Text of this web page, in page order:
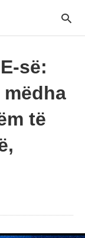
së:
mëdha
të